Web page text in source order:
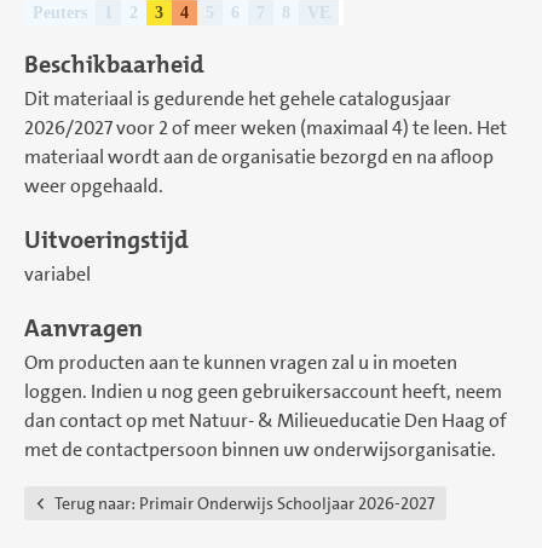
Peuters 2 3 4 5 6 7 8 VE
Beschikbaarheid
Dit materiaal is gedurende het gehele catalogusjaar
2026/2027 voor 2 of meer weken (maximaal 4) te leen. Het
materiaal wordt aan de organisatie bezorgd en na afloop
weer opgehaald.
Uitvoeringstijd
variabel
Aanvragen
Om producten aan te kunnen vragen zal u in moeten
loggen. Indien u nog geen gebruikersaccount heeft, neem
dan contact op met Natuur- & Milieueducatie Den Haag of
met de contactpersoon binnen uw onderwijsorganisatie.
Terug naar: Primair Onderwijs Schooljaar 2026-2027